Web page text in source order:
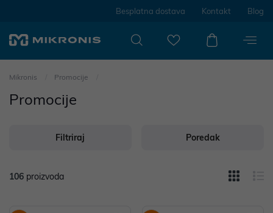
Besplatna dostava Kontakt Blog
Mikronis Promocije
Promocije
Filtriraj Poredak
106 proizvoda